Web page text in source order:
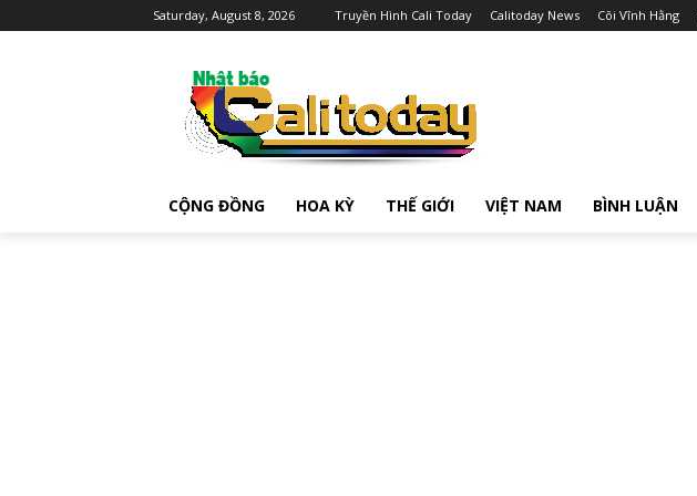
Saturday, August 8, 2026 Truyền Hình Cali Today Calitoday News Cõi Vĩnh Hằng
CỘNG ĐỒNG HOA KỲ THẾ GIỚI VIỆT NAM BÌNH LUẬN